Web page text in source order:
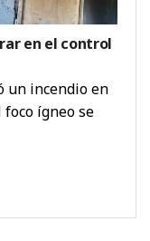
en el control
un incendio en
ígneo se